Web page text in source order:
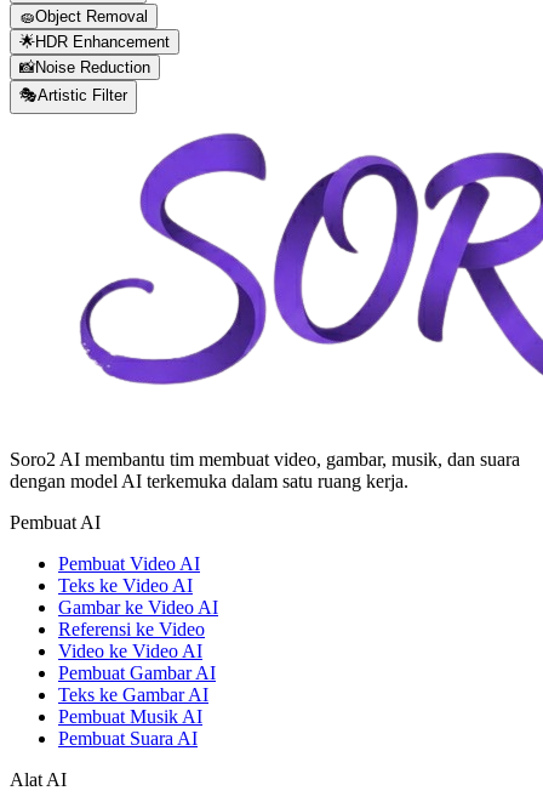
🧽Object Removal
🌟HDR Enhancement
📸Noise Reduction
🎭Artistic Filter
Soro2 AI membantu tim membuat video, gambar, musik, dan suara
dengan model AI terkemuka dalam satu ruang kerja.
Pembuat AI
Pembuat Video AI
Teks ke Video AI
Gambar ke Video AI
Referensi ke Video
Video ke Video AI
Pembuat Gambar AI
Teks ke Gambar AI
Pembuat Musik AI
Pembuat Suara AI
Alat AI